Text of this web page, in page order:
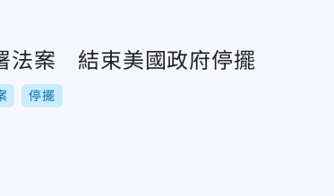
法案 結束美國政府停擺
停擺